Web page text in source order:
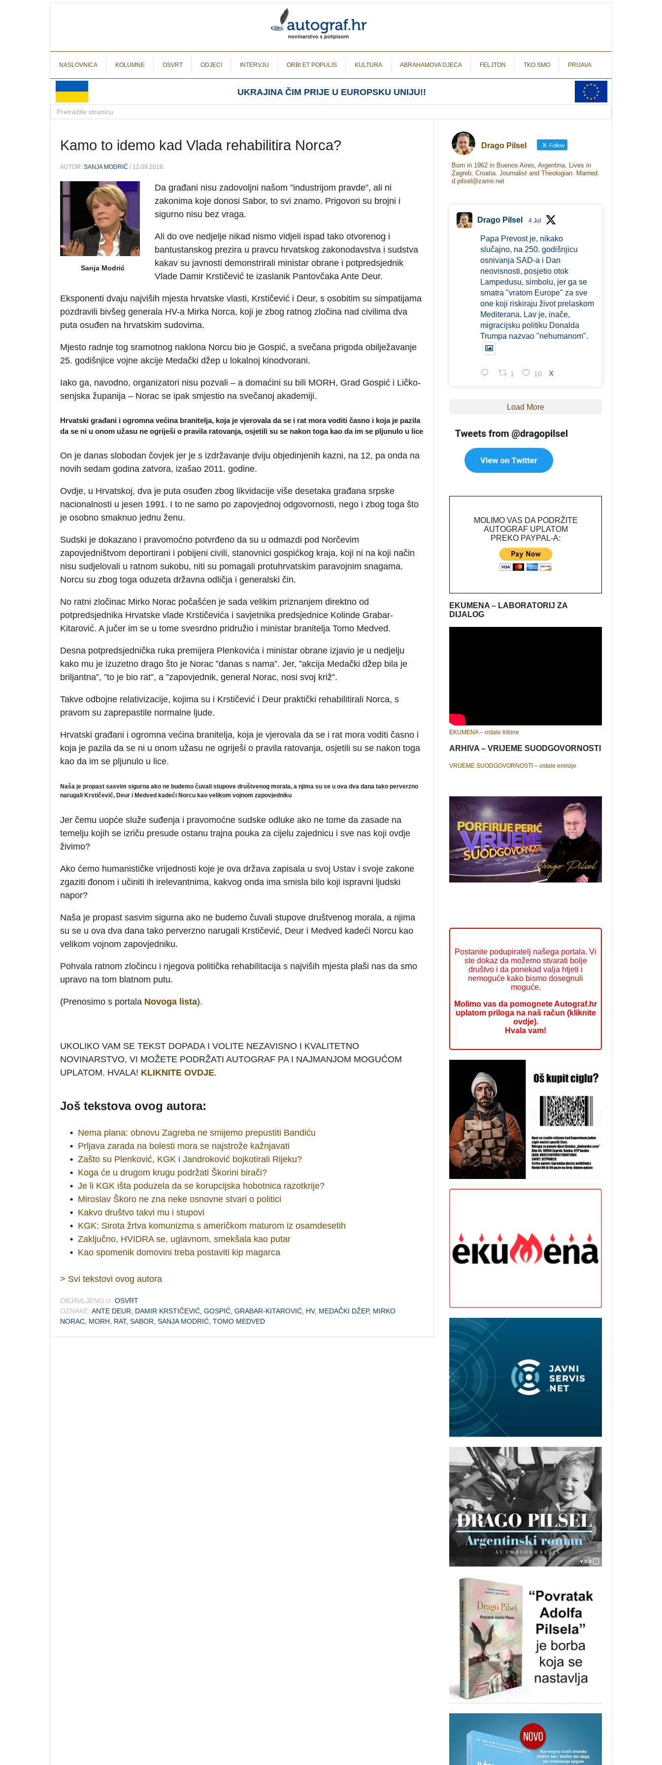
NASLOVNICA KOLUMNE OSVRT ODJECI INTERVJU ORBI ET POPULIS KULTURA ABRAHAMOVA DJECA FELJTON TKO SMO PRIJAVA
UKRAJINA ČIM PRIJE U EUROPSKU UNIJU!!
Kamo to idemo kad Vlada rehabilitira Norca?
AUTOR: SANJA MODRIĆ / 12.09.2018.
Sanja Modrić
Da građani nisu zadovoljni našom ”industrijom pravde”, ali ni
zakonima koje donosi Sabor, to svi znamo. Prigovori su brojni i
sigurno nisu bez vraga.
Ali do ove nedjelje nikad nismo vidjeli ispad tako otvorenog i
bantustanskog prezira u pravcu hrvatskog zakonodavstva i sudstva
kakav su javnosti demonstrirali ministar obrane i potpredsjednik
Vlade Damir Krstičević te izaslanik Pantovčaka Ante Deur.
Eksponenti dvaju najviših mjesta hrvatske vlasti, Krstičević i Deur, s osobitim su simpatijama
pozdravili bivšeg generala HV-a Mirka Norca, koji je zbog ratnog zločina nad civilima dva
puta osuđen na hrvatskim sudovima.
Mjesto radnje tog sramotnog naklona Norcu bio je Gospić, a svečana prigoda obilježavanje
25. godišnjice vojne akcije Medački džep u lokalnoj kinodvorani.
Iako ga, navodno, organizatori nisu pozvali – a domaćini su bili MORH, Grad Gospić i Ličko-
senjska županija – Norac se ipak smjestio na svečanoj akademiji.
Hrvatski građani i ogromna većina branitelja, koja je vjerovala da se i rat mora voditi časno i koja je pazila
da se ni u onom užasu ne ogriješi o pravila ratovanja, osjetili su se nakon toga kao da im se pljunulo u lice
On je danas slobodan čovjek jer je s izdržavanje dviju objedinjenih kazni, na 12, pa onda na
novih sedam godina zatvora, izašao 2011. godine.
Ovdje, u Hrvatskoj, dva je puta osuđen zbog likvidacije više desetaka građana srpske
nacionalnosti u jesen 1991. I to ne samo po zapovjednoj odgovornosti, nego i zbog toga što
je osobno smaknuo jednu ženu.
Sudski je dokazano i pravomoćno potvrđeno da su u odmazdi pod Norčevim
zapovjedništvom deportirani i pobijeni civili, stanovnici gospićkog kraja, koji ni na koji način
nisu sudjelovali u ratnom sukobu, niti su pomagali protuhrvatskim paravojnim snagama.
Norcu su zbog toga oduzeta državna odličja i generalski čin.
No ratni zločinac Mirko Norac počašćen je sada velikim priznanjem direktno od
potpredsjednika Hrvatske vlade Krstičevića i savjetnika predsjednice Kolinde Grabar-
Kitarović. A jučer im se u tome svesrdno pridružio i ministar branitelja Tomo Medved.
Desna potpredsjednička ruka premijera Plenkovića i ministar obrane izjavio je u nedjelju
kako mu je izuzetno drago što je Norac ”danas s nama”. Jer, ”akcija Medački džep bila je
briljantna”, ”to je bio rat”, a ”zapovjednik, general Norac, nosi svoj križ”.
Takve odbojne relativizacije, kojima su i Krstičević i Deur praktički rehabilitirali Norca, s
pravom su zaprepastile normalne ljude.
Hrvatski građani i ogromna većina branitelja, koja je vjerovala da se i rat mora voditi časno i
koja je pazila da se ni u onom užasu ne ogriješi o pravila ratovanja, osjetili su se nakon toga
kao da im se pljunulo u lice.
Naša je propast sasvim sigurna ako ne budemo čuvali stupove društvenog morala, a njima su se u ova dva dana tako perverzno
narugali Krstičević, Deur i Medved kadeći Norcu kao velikom vojnom zapovjedniku
Jer čemu uopće služe suđenja i pravomoćne sudske odluke ako ne tome da zasade na
temelju kojih se izriču presude ostanu trajna pouka za cijelu zajednicu i sve nas koji ovdje
živimo?
Ako ćemo humanističke vrijednosti koje je ova država zapisala u svoj Ustav i svoje zakone
zgaziti đonom i učiniti ih irelevantnima, kakvog onda ima smisla bilo koji ispravni ljudski
napor?
Naša je propast sasvim sigurna ako ne budemo čuvali stupove društvenog morala, a njima
su se u ova dva dana tako perverzno narugali Krstičević, Deur i Medved kadeći Norcu kao
velikom vojnom zapovjedniku.
Pohvala ratnom zločincu i njegova politička rehabilitacija s najviših mjesta plaši nas da smo
upravo na tom blatnom putu.
(Prenosimo s portala Novoga lista).
UKOLIKO VAM SE TEKST DOPADA I VOLITE NEZAVISNO I KVALITETNO
NOVINARSTVO, VI MOŽETE PODRŽATI AUTOGRAF PA I NAJMANJOM MOGUĆOM
UPLATOM. HVALA! KLIKNITE OVDJE.
Još tekstova ovog autora:
• Nema plana: obnovu Zagreba ne smijemo prepustiti Bandiću
• Prljava zarada na bolesti mora se najstrože kažnjavati
• Zašto su Plenković, KGK i Jandroković bojkotirali Rijeku?
• Koga će u drugom krugu podržati Škorini birači?
• Je li KGK išta poduzela da se korupcijska hobotnica razotkrije?
• Miroslav Škoro ne zna neke osnovne stvari o politici
• Kakvo društvo takvi mu i stupovi
• KGK: Sirota žrtva komunizma s američkom maturom iz osamdesetih
• Zaključno, HVIDRA se, uglavnom, smekšala kao putar
• Kao spomenik domovini treba postaviti kip magarca
> Svi tekstovi ovog autora
OBJAVLJENO U: OSVRT
OZNAKE: ANTE DEUR DAMIR KRSTIČEVIĆ GOSPIĆ GRABAR-KITAROVIĆ HV, MEDAČKI DŽEP, MIRKO
NORAC MORH RAT, SABOR SANJA MODRIĆ TOMO MEDVED
Drago Pilsel Follow
Born in 1962 in Buenos Aires, Argentina. Lives in
Zagreb, Croatia. Journalist and Theologian. Married.
d.pilsel@zamir.net
Drago Pilsel 4 Jul
Papa Prevost je, nikako
slučajno, na 250. godišnjicu
osnivanja SAD-a i Dan
neovisnosti, posjetio otok
Lampedusu, simbolu, jer ga se
smatra "vratom Europe" za sve
one koji riskiraju život prelaskom
Mediterana. Lav je, inače,
migracijsku politiku Donalda
Trumpa nazvao "nehumanom".
1 10 X
Load More
MOLIMO VAS DA PODRŽITE
AUTOGRAF UPLATOM
PREKO PAYPAL-A:
EKUMENA – LABORATORIJ ZA
DIJALOG
EKUMENA – ostale tribine
ARHIVA – VRIJEME SUODGOVORNOSTI
VRIJEME SUODGOVORNOSTI – ostale emisije
Postanite podupiratelj našega portala. Vi
ste dokaz da možemo stvarati bolje
društvo i da ponekad valja htjeti i
nemoguće kako bismo dosegnuli
moguće.
Molimo vas da pomognete Autograf.hr
uplatom priloga na naš račun (kliknite
ovdje).
Hvala vam!